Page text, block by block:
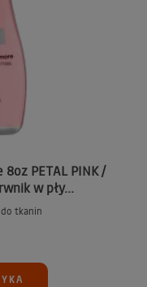
PETAL PINK /
w pły...
tkanin